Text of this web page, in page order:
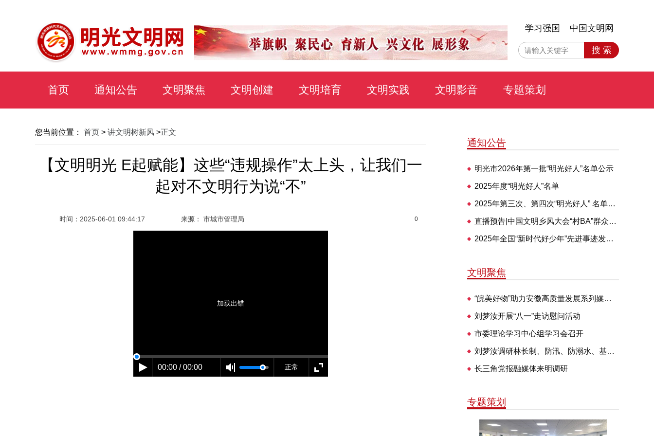
学习强国 中国文明网
搜 索
首页 通知公告 文明聚焦 文明创建 文明培育 文明实践 文明影音 专题策划
您当前位置： 首页 > 讲文明树新风 >正文
【文明明光 E起赋能】这些“违规操作”太上头，让我们一
起对不文明行为说“不”
时间： 2025-06-01 09:44:17 来源： 市城市管理局 0
通知公告
明光市2026年第一批“明光好人”名单公示
2025年度“明光好人”名单
2025年第三次、第四次“明光好人” 名单公布
直播预告|中国文明乡风大会“村BA”群众体育交流活动28日举办
2025年全国“新时代好少年”先进事迹发布仪式即将播出
文明聚焦
“皖美好物”助力安徽高质量发展系列媒体见面会走进明光
刘梦汝开展“八一”走访慰问活动
市委理论学习中心组学习会召开
刘梦汝调研林长制、防汛、防溺水、基层治理等工作
长三角党报融媒体来明调研
专题策划